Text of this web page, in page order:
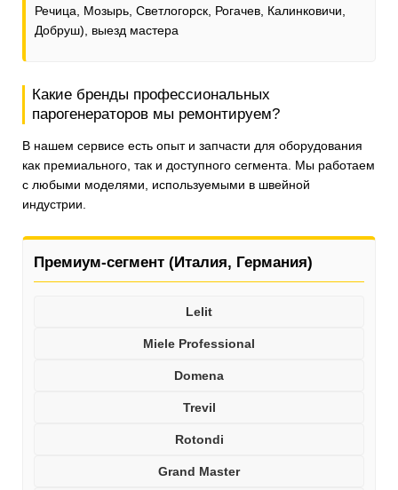
Речица, Мозырь, Светлогорск, Рогачев, Калинковичи,
Добруш), выезд мастера
Какие бренды профессиональных
парогенераторов мы ремонтируем?
В нашем сервисе есть опыт и запчасти для оборудования
как премиального, так и доступного сегмента. Мы работаем
с любыми моделями, используемыми в швейной
индустрии.
Премиум-сегмент (Италия, Германия)
Lelit
Miele Professional
Domena
Trevil
Rotondi
Grand Master